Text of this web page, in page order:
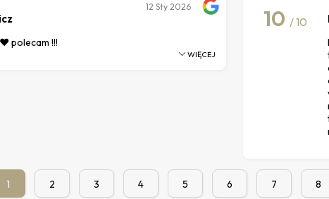
polecam !!!
12 Sty 2026
WIĘCEJ
10 / 10
1 2 3 4 5 6 7 8